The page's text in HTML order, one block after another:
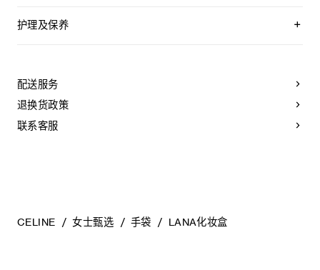
护理及保养
议您：
- 防止潮湿；避免接触液体、护手霜、洗手液、化妆品及香水。
如果您的手袋不慎接触到水或上述物质，请使用干燥且不带绒
配送服务
退换货政策
联系客服
CELINE 女士甄选 手袋 LANA化妆盒